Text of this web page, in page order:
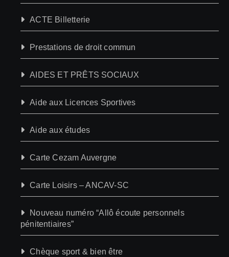
ACTE Billetterie
Prestations de droit commun
AIDES ET PRÊTS SOCIAUX
Aide aux Licences Sportives
Aide aux études
Carte Cezam Auvergne
Carte Loisirs – ANCAV-SC
Nouveau numéro “Allô écoute personnels
pénitentiaires”
Chèque sport & bien être